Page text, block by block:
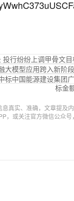
行纷纷上调甲骨文
大模型应用跨入新阶段
标中国能源建设集团
标金
息真实、准确，文章提及
，或关注官方微信公众